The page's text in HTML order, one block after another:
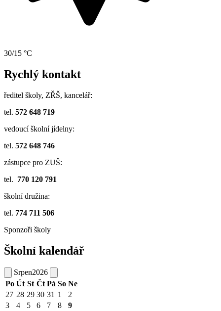
30/15 °C
Rychlý kontakt
ředitel školy, ZŘŠ, kancelář:
tel. 572 648 719
vedoucí školní jídelny:
tel. 572 648 746
zástupce pro ZUŠ:
tel. 770 120 791
školní družina:
tel. 774 711 506
Sponzoři školy
Školní kalendář
Srpen2026
Po Út St Čt Pá So Ne
27 28 29 30 31 1
2
3
4 5 6 7 8
9